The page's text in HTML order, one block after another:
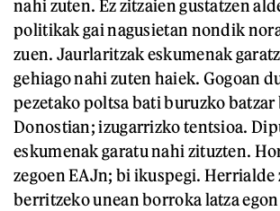
nahi zuten. Ez zitzaien gustatzen
politikak gai nagusietan nondik
zuen. Jaurlaritzak eskumenak
gehiago nahi zuten haiek. Gogoan
pezetako poltsa bati buruzko batzar
Donostian; izugarrizko tentsioa.
eskumenak garatu nahi zituzten.
zegoen EAJn; bi ikuspegi.
berritzeko unean borroka latza